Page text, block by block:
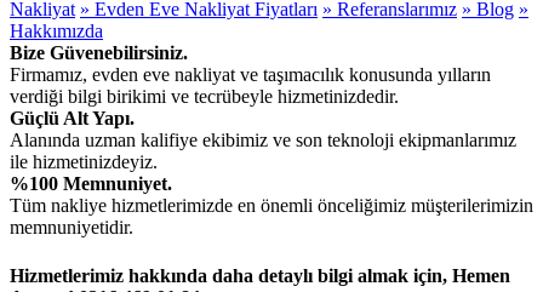
Nakliyat » Evden Eve Nakliyat Fiyatları » Referanslarımız » Blog »
Hakkımızda
Bize Güvenebilirsiniz.
Firmamız, evden eve nakliyat ve taşımacılık konusunda yılların
verdiği bilgi birikimi ve tecrübeyle hizmetinizdedir.
Güçlü Alt Yapı.
Alanında uzman kalifiye ekibimiz ve son teknoloji ekipmanlarımız
ile hizmetinizdeyiz.
%100 Memnuniyet.
Tüm nakliye hizmetlerimizde en önemli önceliğimiz müşterilerimizin
memnuniyetidir.
Hizmetlerimiz hakkında daha detaylı bilgi almak için, Hemen